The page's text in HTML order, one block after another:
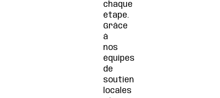
chaque
étape.
Grâce
à
nos
équipes
de
soutien
locales